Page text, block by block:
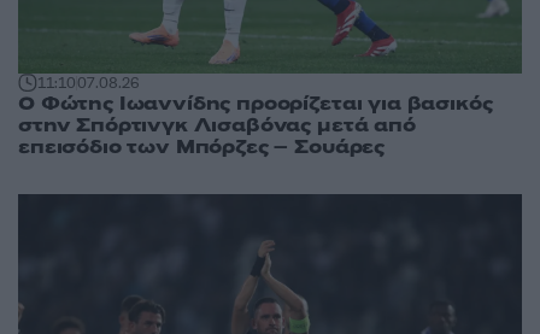
11:1007.08.26
Ο Φώτης Ιωαννίδης προορίζεται για βασικός
στην Σπόρτινγκ Λισαβόνας μετά από
επεισόδιο των Μπόρζες – Σουάρες